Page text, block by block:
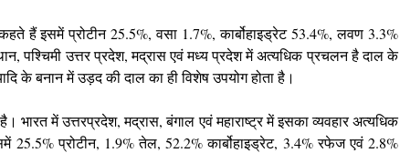
हैं इसमें प्रोटीन 25.5%, वसा 1.7%, कार्बोहाइड्रेट 53.4%, लवण 3.3%
पश्चिमी उत्तर प्रदेश, मद्रास एवं मध्य प्रदेश में अत्यधिक प्रचलन है दाल के
के बनान में उड़द की दाल का ही विशेष उपयोग होता है।
भारत में उत्तरप्रदेश, मद्रास, बंगाल एवं महाराष्ट्र में इसका व्यवहार अत्यधिक
25.5% प्रोटीन, 1.9% तेल, 52.2% कार्बोहाइड्रेट, 3.4% रफेज एवं 2.8%